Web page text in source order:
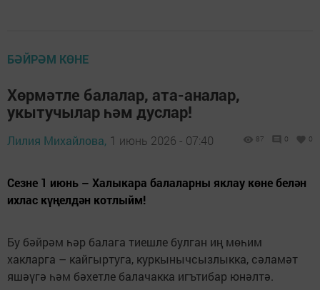
БӘЙРӘМ КӨНЕ
Хөрмәтле балалар, ата-аналар,
укытучылар һәм дуслар!
Лилия Михайлова, 1 июнь 2026 - 07:40 87 0 0
Сезне 1 июнь – Халыкара балаларны яклау көне белән
ихлас күңелдән котлыйм!
Бу бәйрәм һәр балага тиешле булган иң мөһим
хакларга – кайгыртуга, куркынычсызлыкка, сәламәт
яшәүгә һәм бәхетле балачакка игътибар юнәлтә.